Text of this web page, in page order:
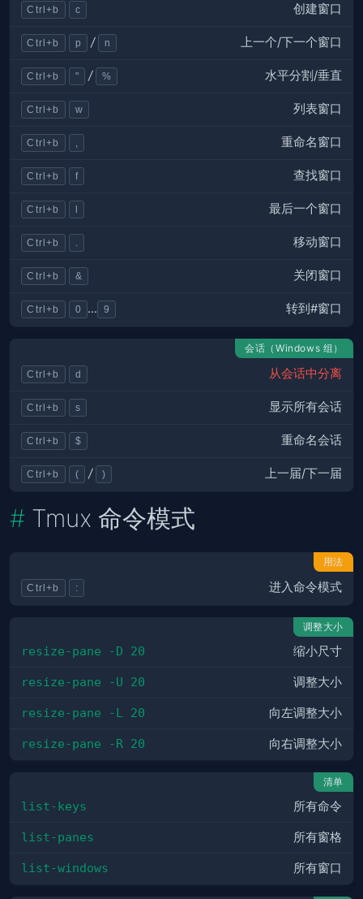
Ctrl+b c 创建窗口
Ctrl+b p / n 上一个/下一个窗口
Ctrl+b " / % 水平分割/垂直
Ctrl+b w 列表窗口
Ctrl+b 重命名窗口
Ctrl+b f 查找窗口
Ctrl+b l 最后一个窗口
Ctrl+b 移动窗口
Ctrl+b & 关闭窗口
Ctrl+b 0 ... 9 转到#窗口
会话（Windows 组）
Ctrl+b d 从会话中分离
Ctrl+b s 显示所有会话
Ctrl+b $ 重命名会话
Ctrl+b ( / ) 上一届/下一届
Tmux 命令模式
用法
Ctrl+b : 进入命令模式
调整大小
resize-pane -D 20 缩小尺寸
resize-pane -U 20 调整大小
resize-pane -L 20 向左调整大小
resize-pane -R 20 向右调整大小
清单
list-keys 所有命令
list-panes 所有窗格
list-windows 所有窗口